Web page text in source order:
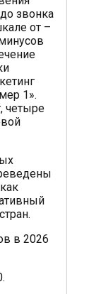
звонка
от –
1».
четыре
в 2026